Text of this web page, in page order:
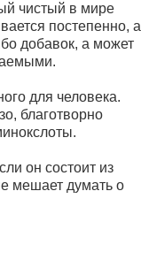
чистый в мире
постепенно, а
добавок, а может
для человека.
благотворно
он состоит из
мешает думать о